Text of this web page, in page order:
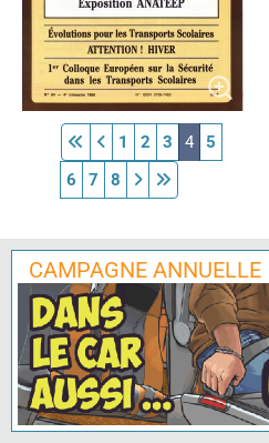
1 2 3 4
5
6
7 8
CAMPAGNE ANNUELLE